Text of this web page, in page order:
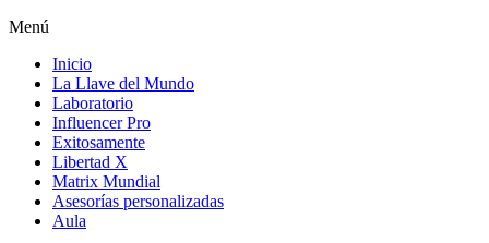
Menú
Inicio
La Llave del Mundo
Laboratorio
Influencer Pro
Exitosamente
Libertad X
Matrix Mundial
Asesorías personalizadas
Aula